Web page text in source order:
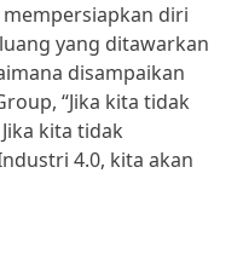
diri
yang ditawarkan
disampaikan
“Jika kita tidak
kita tidak
4.0, kita akan